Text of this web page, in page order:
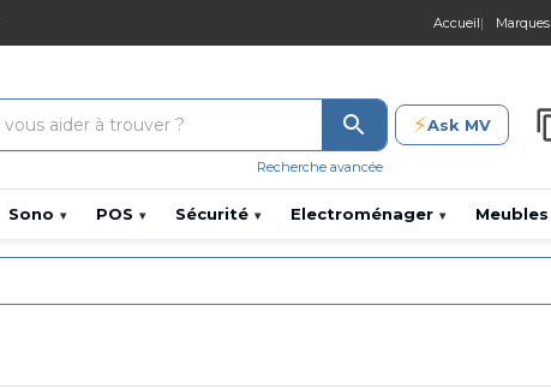
Accueil Marques
Recherche avancée
⚡Ask MV
Sono ▾ POS ▾ Sécurité ▾ Electroménager ▾ Meubles